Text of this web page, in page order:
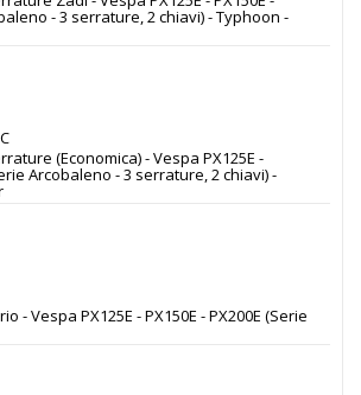
- 3 serrature, 2 chiavi) - Typhoon -
(Economica) - Vespa PX125E -
Arcobaleno - 3 serrature, 2 chiavi) -
- Vespa PX125E - PX150E - PX200E (Serie